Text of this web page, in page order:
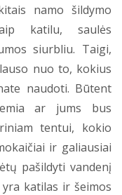
namo šildymo
katilu, saulės
siurbliu. Taigi,
nuo to, kokius
naudoti. Būtent
ar jums bus
tentui, kokio
ir galiausiai
pašildyti vandenį
katilas ir šeimos